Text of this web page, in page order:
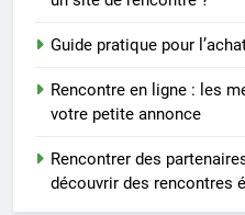
Guide pratique pour
Rencontre en ligne : les
votre petite annonce
Rencontrer des
découvrir des rencontres